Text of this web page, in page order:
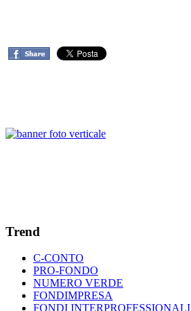
Trend
C-CONTO
PRO-FONDO
NUMERO VERDE
FONDIMPRESA
FONDI INTERPROFESSIONALI